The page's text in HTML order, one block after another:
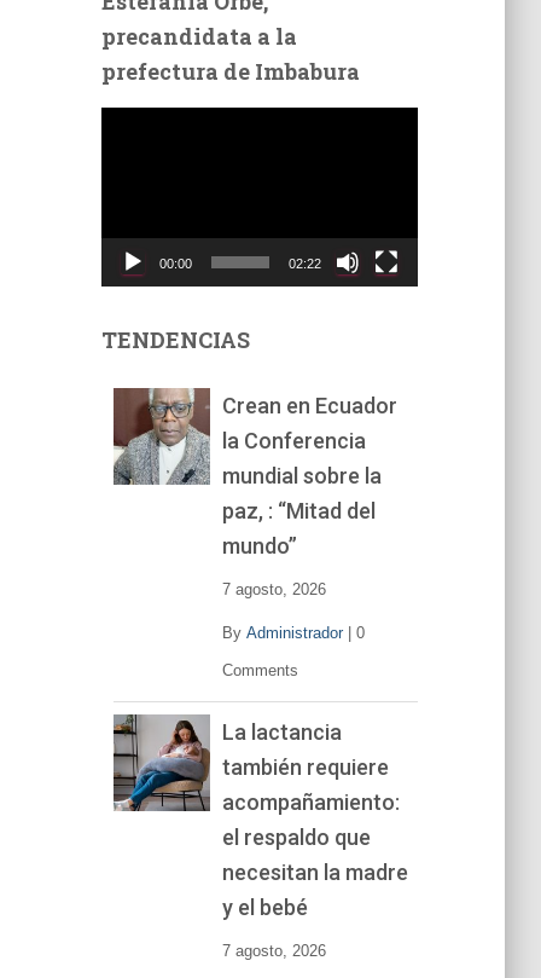
precandidata a la
prefectura de Imbabura
t
00:00 02:22
TENDENCIAS
Crean en Ecuador
la Conferencia
mundial sobre la
paz, : “Mitad del
mundo”
7 agosto, 2026
By Administrador| 0
Comments
La lactancia
también requiere
acompañamiento:
el respaldo que
necesitan la madre
y el bebé
7 agosto, 2026